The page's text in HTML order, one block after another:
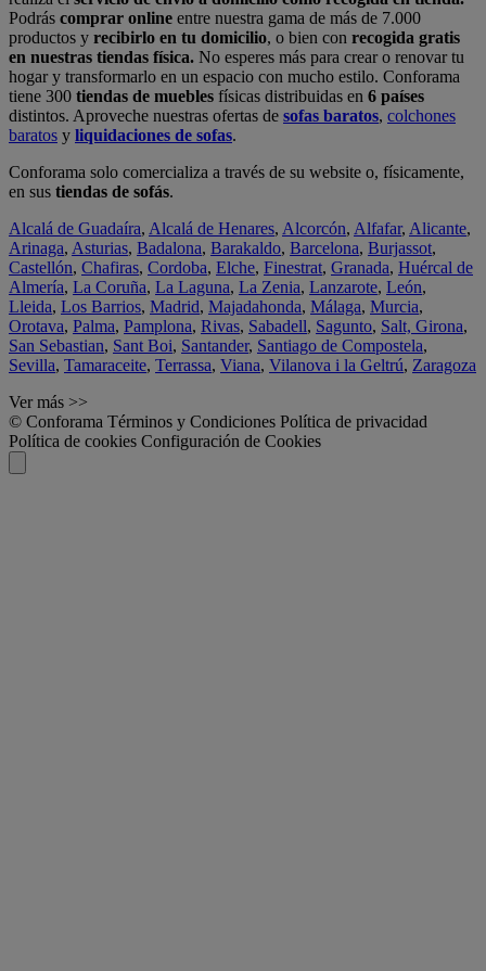
Podrás comprar online entre nuestra gama de más de 7.000
productos y recibirlo en tu domicilio, o bien con recogida gratis
en nuestras tiendas física. No esperes más para crear o renovar tu
hogar y transformarlo en un espacio con mucho estilo. Conforama
tiene 300 tiendas de muebles físicas distribuidas en 6 países
distintos. Aproveche nuestras ofertas de sofas baratos, colchones
baratos y liquidaciones de sofas.
Conforama solo comercializa a través de su website o, físicamente,
en sus tiendas de sofás.
Alcalá de Guadaíra, Alcalá de Henares, Alcorcón, Alfafar, Alicante,
Arinaga, Asturias, Badalona, Barakaldo, Barcelona, Burjassot,
Castellón, Chafiras, Cordoba, Elche, Finestrat, Granada, Huércal de
Almería, La Coruña, La Laguna, La Zenia, Lanzarote, León,
Lleida, Los Barrios, Madrid, Majadahonda, Málaga, Murcia,
Orotava, Palma, Pamplona, Rivas, Sabadell, Sagunto, Salt, Girona,
San Sebastian, Sant Boi, Santander, Santiago de Compostela,
Sevilla, Tamaraceite, Terrassa, Viana, Vilanova i la Geltrú, Zaragoza
Ver más >>
© Conforama Términos y Condiciones Política de privacidad
Política de cookies Configuración de Cookies